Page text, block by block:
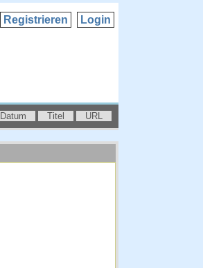
Login
Registrieren
Datum Titel URL